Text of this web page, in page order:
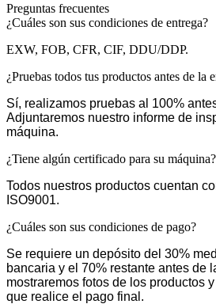
Preguntas frecuentes
¿Cuáles son sus condiciones de entrega?
EXW, FOB, CFR, CIF, DDU/DDP.
¿Pruebas todos tus productos antes de la
Sí, realizamos pruebas al 100%
Adjuntaremos nuestro informe de
máquina.
¿Tiene algún certificado para su máquina?
Todos nuestros productos cuentan
ISO9001.
¿Cuáles son sus condiciones de pago?
Se requiere un depósito del 30%
bancaria y el 70% restante antes de
mostraremos fotos de los productos
que realice el pago final.